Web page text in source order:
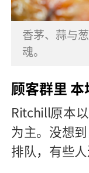
香茅、蒜与
魂。
顾客群里
Ritchill原本
为主。没想
排队，有些